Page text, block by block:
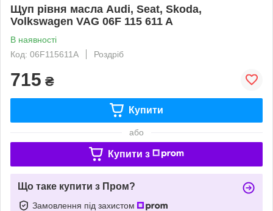
Щуп рівня масла Audi, Seat, Skoda,
Volkswagen VAG 06F 115 611 A
В наявності
Код: 06F115611A
Роздріб
715 ₴
Купити
або
Купити з
Що таке купити з Пром?
Замовлення під захистом